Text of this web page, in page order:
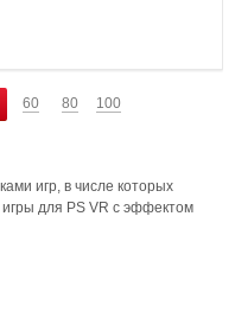
60 80 100
игр, в числе которых
для PS VR с эффектом